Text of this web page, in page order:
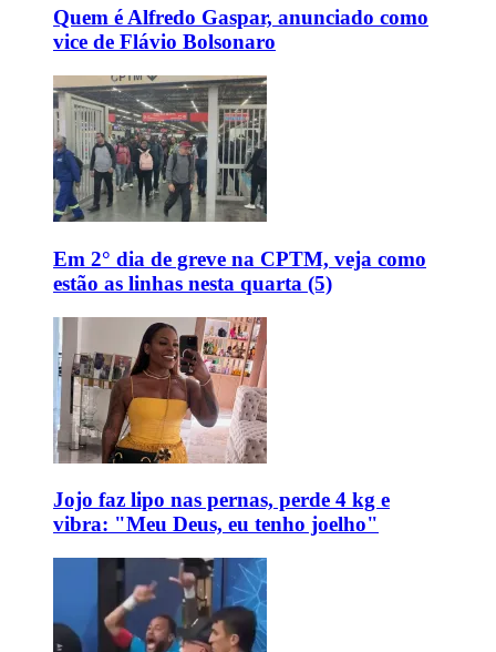
Quem é Alfredo Gaspar, anunciado como
vice de Flávio Bolsonaro
Em 2° dia de greve na CPTM, veja como
estão as linhas nesta quarta (5)
Jojo faz lipo nas pernas, perde 4 kg e
vibra: "Meu Deus, eu tenho joelho"